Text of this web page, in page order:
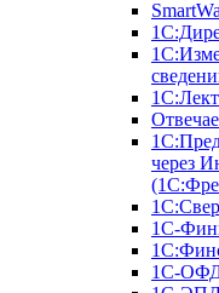
через
1С-
1С-